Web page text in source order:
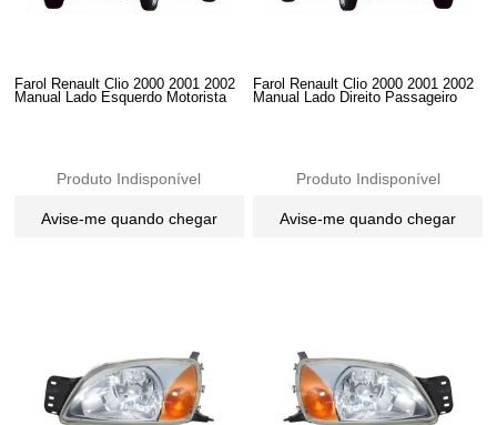
Farol Renault Clio 2000 2001 2002
Manual Lado Esquerdo Motorista
Produto Indisponível
Avise-me quando chegar
Farol Renault Clio 2000 2001 2002
Manual Lado Direito Passageiro
Produto Indisponível
Avise-me quando chegar